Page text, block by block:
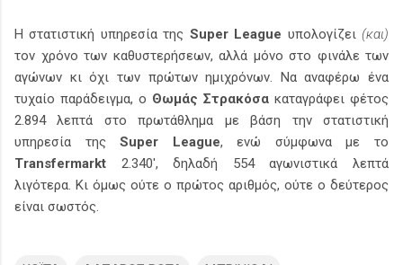
Η στατιστική υπηρεσία της Super League υπολογίζει(και)
τον χρόνο των καθυστερήσεων, αλλά μόνο στο φινάλε των
αγώνων κι όχι των πρώτων ημιχρόνων. Να αναφέρω ένα
τυχαίο παράδειγμα, ο Θωμάς Στρακόσα καταγράφει φέτος
2.894 λεπτά στο πρωτάθλημα με βάση την στατιστική
υπηρεσία τηςSuper League, ενώ σύμφωνα με το
Transfermarkt 2.340', δηλαδή 554 αγωνιστικά λεπτά
λιγότερα. Κι όμως ούτε ο πρώτος αριθμός, ούτε ο δεύτερος
είναι σωστός.